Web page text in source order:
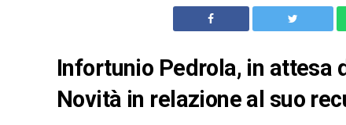
Infortunio Pedrola, in attesa
Novità in relazione al suo